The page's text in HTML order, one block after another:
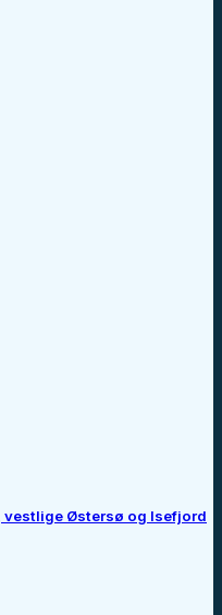
Østersø og Isefjord